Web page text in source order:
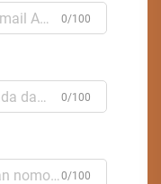
0/100
0/100
0/100